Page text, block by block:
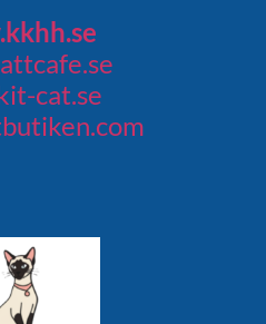
cat.se